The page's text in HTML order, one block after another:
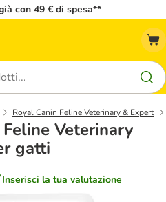
con 49 € di spesa**
Royal Canin Feline Veterinary & Expert
Veterinary
gatti
Inserisci la tua valutazione